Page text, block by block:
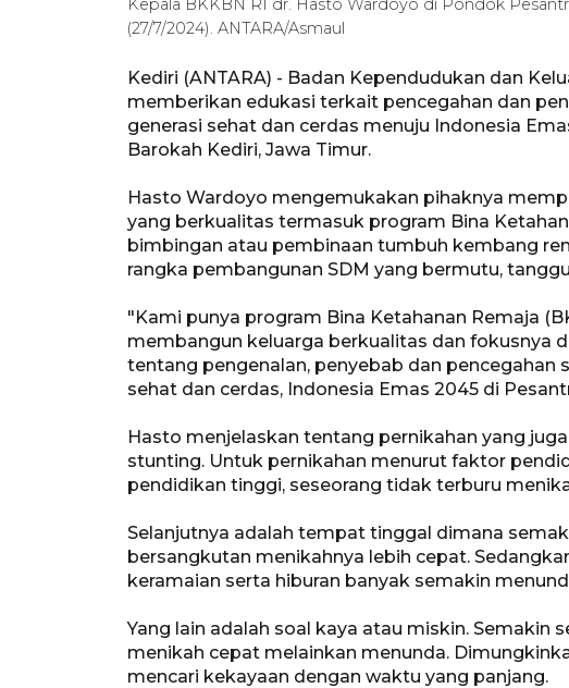
Kepala BKKBN RI dr. Hasto Wardoyo di Pondok
(27/7/2024). ANTARA/Asmaul
Kediri (ANTARA) - Badan Kependudukan dan
memberikan edukasi terkait pencegahan dan
generasi sehat dan cerdas menuju Indonesia
Barokah Kediri, Jawa Timur.
Hasto Wardoyo mengemukakan pihaknya
yang berkualitas termasuk program Bina
bimbingan atau pembinaan tumbuh kembang
rangka pembangunan SDM yang bermutu,
"Kami punya program Bina Ketahanan Remaja
membangun keluarga berkualitas dan fokusnya
tentang pengenalan, penyebab dan pencegahan
sehat dan cerdas, Indonesia Emas 2045 di
Hasto menjelaskan tentang pernikahan yang
stunting. Untuk pernikahan menurut faktor
pendidikan tinggi, seseorang tidak terburu
Selanjutnya adalah tempat tinggal dimana
bersangkutan menikahnya lebih cepat.
keramaian serta hiburan banyak semakin
Yang lain adalah soal kaya atau miskin. Semakin
menikah cepat melainkan menunda.
mencari kekayaan dengan waktu yang panjang.